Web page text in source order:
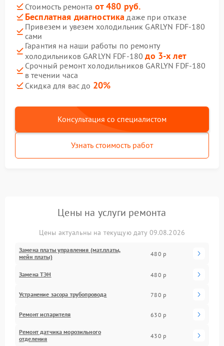
Стоимость ремонта от 480 руб.
Бесплатная диагностика даже при отказе
Привезем и увезем холодильник GARLYN FDF-180
сами
Гарантия на наши работы по ремонту
холодильников GARLYN FDF-180до 3-х лет
Срочный ремонт холодильников GARLYN FDF-180
в течении часа
Скидка для вас до 20%
Консультация со специалистом
Узнать стоимость работ
Цены на услуги ремонта
Цены актуальны на текущую дату 09.08.2026
Замена платы управления (мат.платы,
мейн платы)
480 р
Замена ТЭН 480 р
Устранение засора трубопровода 780 р
Ремонт испарителя 630 р
Ремонт датчика морозильного
отделения
430 р